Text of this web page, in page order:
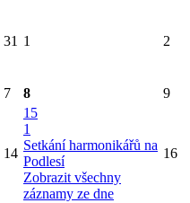
31 1 2
7 8 9
14
15
1
Setkání harmonikářů na
Podlesí
Zobrazit všechny
záznamy ze dne
16